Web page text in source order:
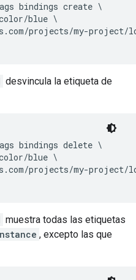
bindings create \
color/blue \
projects/my-project/
desvincula la etiqueta de
bindings delete \
color/blue \
projects/my-project/
muestra todas las etiquetas
, excepto las que